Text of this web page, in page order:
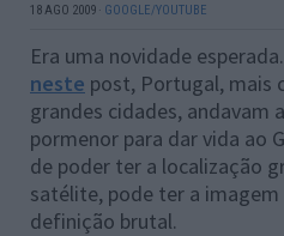
18 AGO 2009 · GOOGLE/YOUTUBE
Era uma novidade
neste post, Portugal, mais
grandes cidades,
pormenor para dar vida ao
de poder ter a localização
satélite, pode ter a imagem
definição brutal.